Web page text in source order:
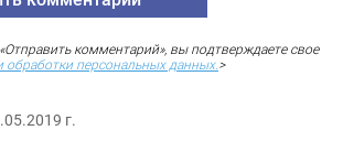
комментарий», вы подтверждаете свое
обработки персональных данных. >
г.